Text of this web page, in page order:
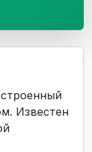
Известен